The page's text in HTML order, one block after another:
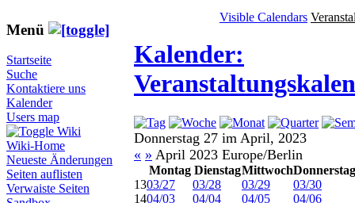
Menü
Startseite
Suche
Kontaktiere uns
Kalender
Users map
Wiki
Wiki-Home
Neueste Änderungen
Seiten auflisten
Verwaiste Seiten
Visible Calendars
Kalender:
Donnerstag 27 im April, 2023
« » April 2023 Europe/Berlin
Montag DienstagMittwochDonnerstag
1303/27 03/28 03/29
03/30
1404/03 04/04 04/05
04/06